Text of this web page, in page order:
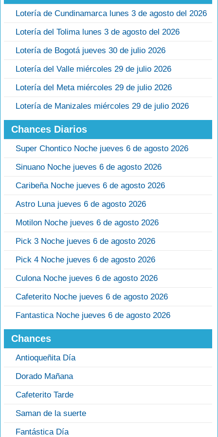
Lotería de Cundinamarca lunes 3 de agosto del 2026
Lotería del Tolima lunes 3 de agosto del 2026
Lotería de Bogotá jueves 30 de julio 2026
Lotería del Valle miércoles 29 de julio 2026
Lotería del Meta miércoles 29 de julio 2026
Lotería de Manizales miércoles 29 de julio 2026
Chances Diarios
Super Chontico Noche jueves 6 de agosto 2026
Sinuano Noche jueves 6 de agosto 2026
Caribeña Noche jueves 6 de agosto 2026
Astro Luna jueves 6 de agosto 2026
Motilon Noche jueves 6 de agosto 2026
Pick 3 Noche jueves 6 de agosto 2026
Pick 4 Noche jueves 6 de agosto 2026
Culona Noche jueves 6 de agosto 2026
Cafeterito Noche jueves 6 de agosto 2026
Fantastica Noche jueves 6 de agosto 2026
Chances
Antioqueñita Día
Dorado Mañana
Cafeterito Tarde
Saman de la suerte
Fantástica Día